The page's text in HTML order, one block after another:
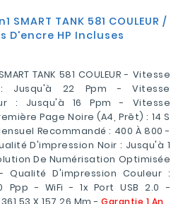
TANK 581 COULEUR /
D'encre HP Incluses
TANK 581 COULEUR - Vitesse
: Jusqu'à 22 Ppm - Vitesse
: Jusqu'à 16 Ppm - Vitesse
Page Noire (A4, Prêt) : 14 S
Recommandé : 400 À 800 -
D'impression Noir : Jusqu'à 1
De Numérisation Optimisée
Qualité D'impression Couleur :
Ppp - WiFi - 1x Port USB 2.0 -
X 157,26 Mm -Garantie 1 An